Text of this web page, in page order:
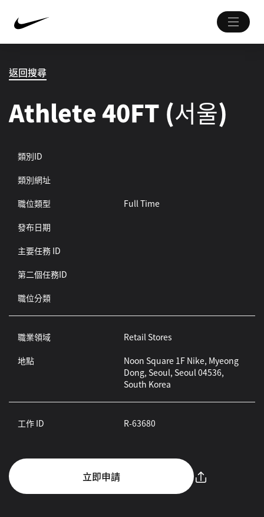
返回搜尋
Athlete 40FT (서울)
類別ID
類別網址
職位類型
Full Time
發布日期
主要任務 ID
第二個任務ID
職位分類
職業領域
Retail Stores
地點
Noon Square 1F Nike, Myeong
Dong, Seoul, Seoul 04536,
South Korea
工作 ID R-63680
立即申請